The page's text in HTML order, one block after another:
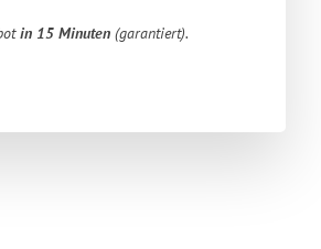
in 15 Minuten (garantiert).